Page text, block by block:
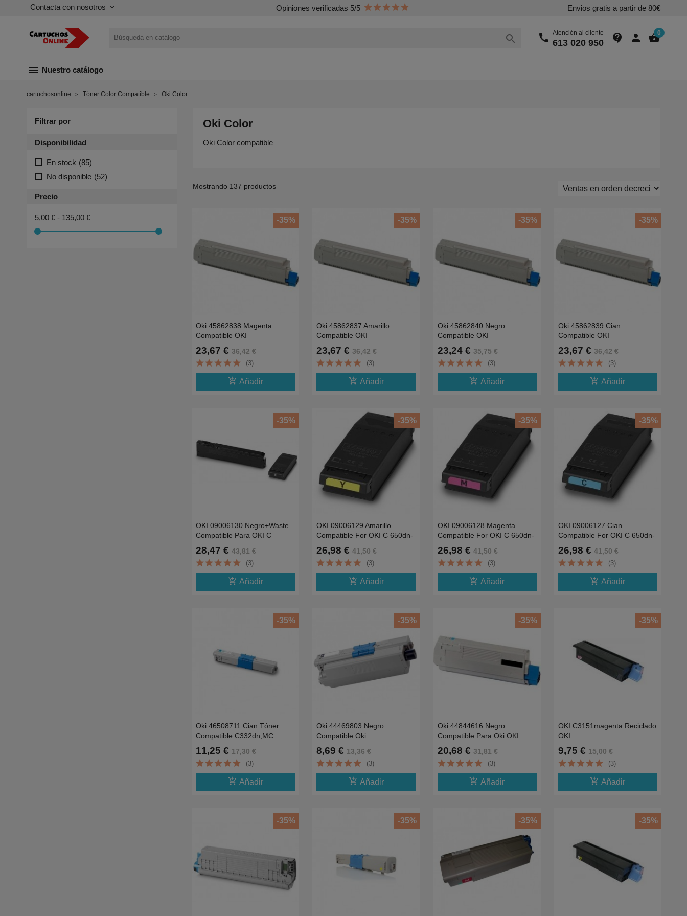
Contacta con nosotros keyboard_arrow_down Opiniones verificadas 5/5 Envios gratis a partir de 80€
 call Atención al cliente
613 020 950 contact_support person shopping_basket
0
menu Nuestro catálogo
cartuchosonline Tóner Color Compatible Oki Color
Filtrar por
Disponibilidad
En stock (85)
No disponible (52)
Precio
5,00 € - 135,00 €
Oki Color
Oki Color compatible
Mostrando 137 productos
Oki 45862838 Magenta
Compatible OKI
7.3K
23,67 € 36,42 €
(3)
add_shopping_cart Añadir
-35%
Oki 45862837 Amarillo
Compatible OKI
7.3K
23,67 € 36,42 €
(3)
add_shopping_cart Añadir
-35%
Oki 45862840 Negro
Compatible OKI
7K
23,24 € 35,75 €
(3)
add_shopping_cart Añadir
-35%
Oki 45862839 Cian
Compatible OKI
7.3K
23,67 € 36,42 €
(3)
add_shopping_cart Añadir
-35%
OKI 09006130 Negro+Waste
Compatible Para OKI C
28,47 € 43,81 €
(3)
add_shopping_cart Añadir
-35%
OKI 09006129 Amarillo
Compatible For OKI C 650dn-
26,98 € 41,50 €
(3)
add_shopping_cart Añadir
-35%
OKI 09006128 Magenta
Compatible For OKI C 650dn-
26,98 € 41,50 €
(3)
add_shopping_cart Añadir
-35%
OKI 09006127 Cian
Compatible For OKI C 650dn-
26,98 € 41,50 €
(3)
add_shopping_cart Añadir
-35%
Oki 46508711 Cian Tóner
Compatible C332dn,MC
11,25 € 17,30 €
(3)
add_shopping_cart Añadir
-35%
Oki 44469803 Negro
Compatible Oki
3.5K
8,69 € 13,36 €
(3)
add_shopping_cart Añadir
-35%
Oki 44844616 Negro
Compatible Para Oki OKI
20,68 € 31,81 €
(3)
add_shopping_cart Añadir
-35%
OKI C3151magenta Reciclado
OKI
3K
9,75 € 15,00 €
(3)
add_shopping_cart Añadir
-35%
-35% -35% -35% -35%